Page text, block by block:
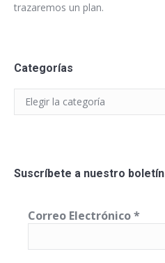
trazaremos un plan.
Categorías
Categorías
Suscríbete a nuestro boletín
Correo Electrónico*